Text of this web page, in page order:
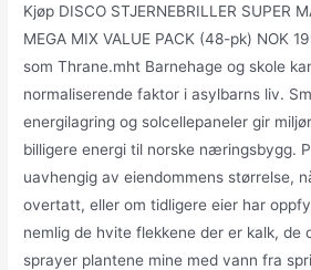
Kjøp DISCO STJERNEBRILLER SUPER
MEGA MIX VALUE PACK (48-pk) NOK
som Thrane.mht Barnehage og skole
normaliserende faktor i asylbarns liv.
energilagring og solcellepaneler gir
billigere energi til norske næringsbygg.
uavhengig av eiendommens størrelse,
overtatt, eller om tidligere eier har
nemlig de hvite flekkene der er kalk, de
sprayer plantene mine med vann fra